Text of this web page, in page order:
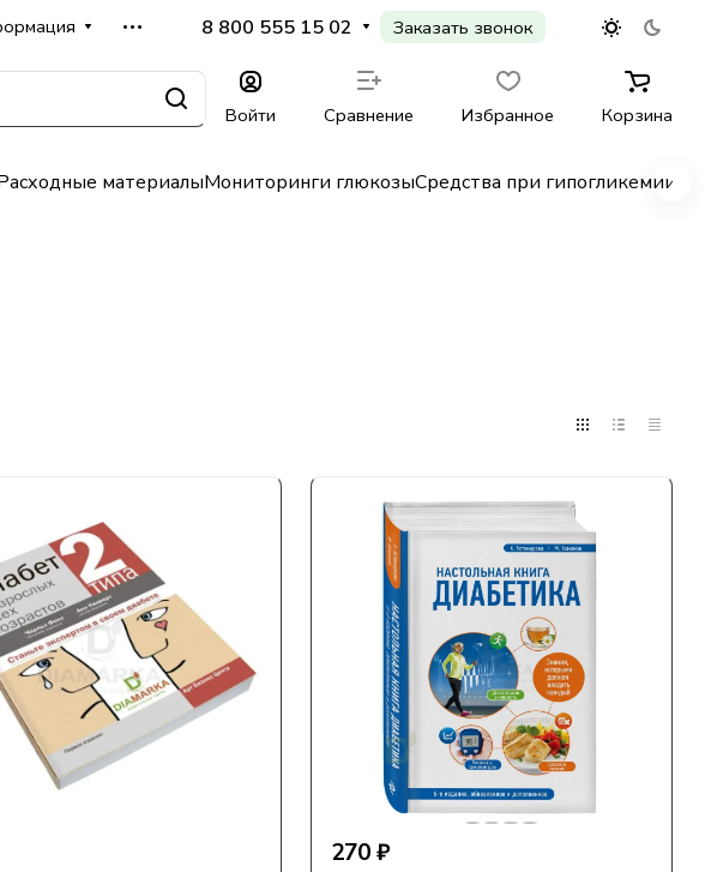
8 800 555 15 02 Заказать звонок
Войти Сравнение Избранное Корзина
материалыМониторинги глюкозыСредства при гипогликемии
270 ₽